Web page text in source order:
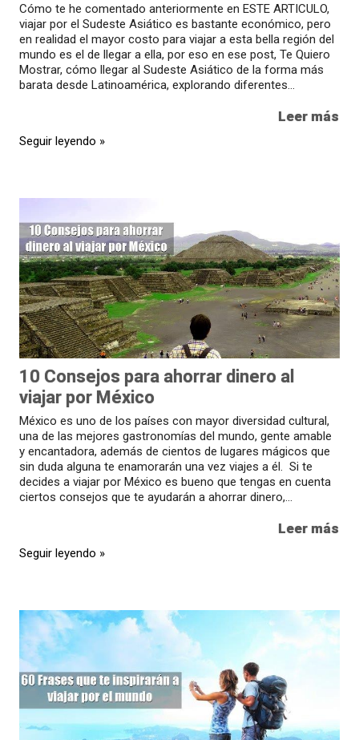
Cómo te he comentado anteriormente en ESTE ARTICULO,
viajar por el Sudeste Asiático es bastante económico, pero
en realidad el mayor costo para viajar a esta bella región del
mundo es el de llegar a ella, por eso en ese post, Te Quiero
Mostrar, cómo llegar al Sudeste Asiático de la forma más
barata desde Latinoamérica, explorando diferentes...
Leer más
Seguir leyendo »
10 Consejos para ahorrar dinero al
viajar por México
México es uno de los países con mayor diversidad cultural,
una de las mejores gastronomías del mundo, gente amable
y encantadora, además de cientos de lugares mágicos que
sin duda alguna te enamorarán una vez viajes a él. Si te
decides a viajar por México es bueno que tengas en cuenta
ciertos consejos que te ayudarán a ahorrar dinero,...
Leer más
Seguir leyendo »